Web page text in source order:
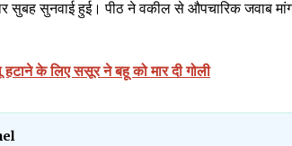
सुबह सुनवाई हुई। पीठ ने वकील से औपचारिक जवाब
हटाने के लिए ससूर ने बहू को मार दी गोली